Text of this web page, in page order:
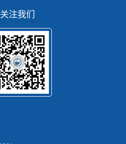
关注我们